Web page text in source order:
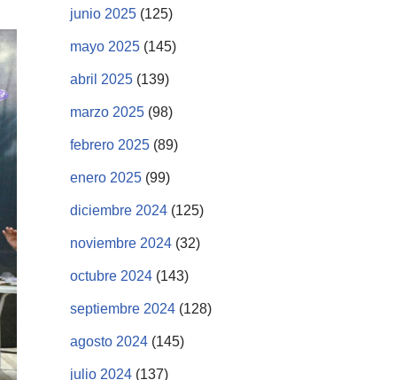
junio 2025 (125)
mayo 2025 (145)
abril 2025 (139)
marzo 2025 (98)
febrero 2025 (89)
enero 2025 (99)
diciembre 2024 (125)
noviembre 2024 (32)
octubre 2024 (143)
septiembre 2024 (128)
agosto 2024 (145)
julio 2024 (137)